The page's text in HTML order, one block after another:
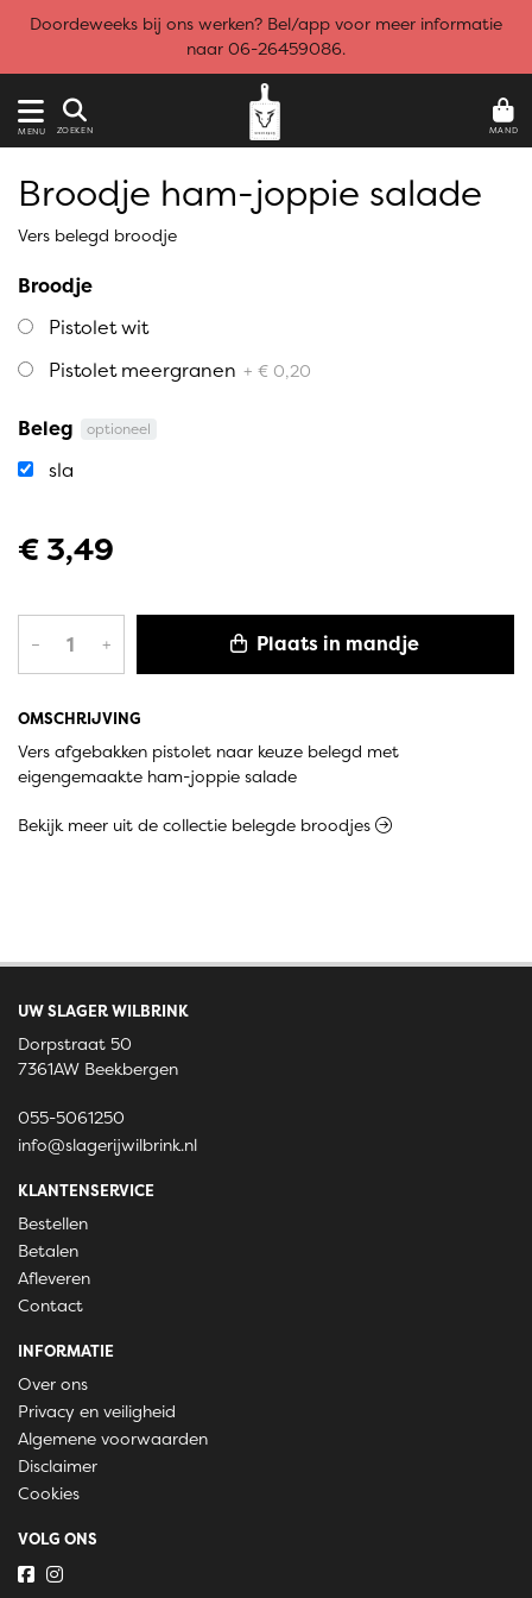
Doordeweeks bij ons werken? Bel/app voor meer informatie
naar 06-26459086.
MENU ZOEKEN MAND
OMSCHRIJVING
Vers afgebakken pistolet naar keuze belegd met
eigengemaakte ham-joppie salade
Broodje ham-joppie salade
Vers belegd broodje
Broodje
Pistolet wit
Pistolet meergranen + € 0,20
Beleg optioneel
sla
€ 3,49
– + Plaats in mandje
Bekijk meer uit de collectie belegde broodjes
UW SLAGER WILBRINK
Dorpstraat 50
7361AW Beekbergen
055-5061250
info@slagerijwilbrink.nl
KLANTENSERVICE
Bestellen
Betalen
Afleveren
Contact
INFORMATIE
Over ons
Privacy en veiligheid
Algemene voorwaarden
Disclaimer
Cookies
VOLG ONS